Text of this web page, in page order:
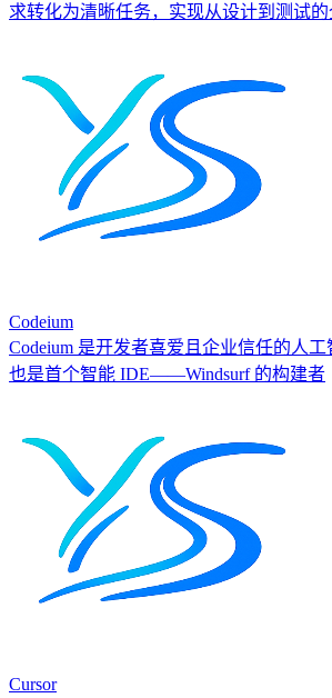
求转化为清晰任务，实现从设计到测试
Codeium
Codeium 是开发者喜爱且企业信任的人工
也是首个智能 IDE——Windsurf 的构建者
Cursor